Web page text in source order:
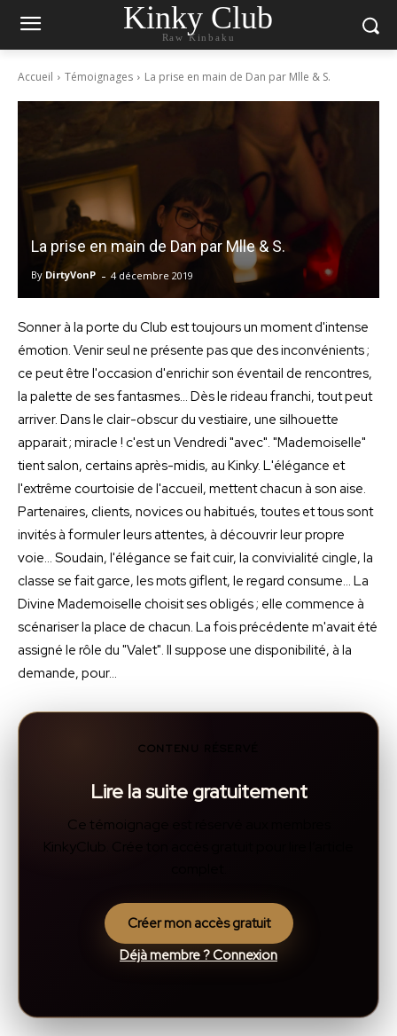
Kinky Club
Raw Kinbaku
Accueil Témoignages La prise en main de Dan par Mlle & S.
La prise en main de Dan par Mlle & S.
By DirtyVonP - 4 décembre 2019
Sonner à la porte du Club est toujours un moment d'intense
émotion. Venir seul ne présente pas que des inconvénients ;
ce peut être l'occasion d'enrichir son éventail de rencontres,
la palette de ses fantasmes… Dès le rideau franchi, tout peut
arriver. Dans le clair-obscur du vestiaire, une silhouette
apparait ; miracle ! c'est un Vendredi "avec". "Mademoiselle"
tient salon, certains après-midis, au Kinky. L'élégance et
l'extrême courtoisie de l'accueil, mettent chacun à son aise.
Partenaires, clients, novices ou habitués, toutes et tous sont
invités à formuler leurs attentes, à découvrir leur propre
voie… Soudain, l'élégance se fait cuir, la convivialité cingle, la
classe se fait garce, les mots giflent, le regard consume… La
Divine Mademoiselle choisit ses obligés ; elle commence à
scénariser la place de chacun. La fois précédente m'avait été
assigné le rôle du "Valet". Il suppose une disponibilité, à la
demande, pour…
CONTENU RÉSERVÉ
Lire la suite gratuitement
Ce témoignage est réservé aux membres
KinkyClub. Crée ton accès gratuit pour lire l’article
Créer mon accès gratuit
Déjà membre ? Connexion